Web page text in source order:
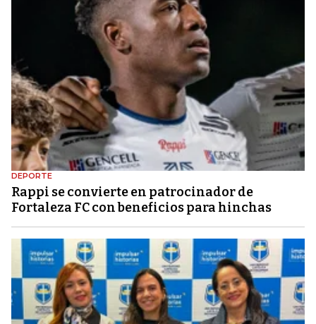
DEPORTE
Rappi se convierte en patrocinador de
Fortaleza FC con beneficios para hinchas